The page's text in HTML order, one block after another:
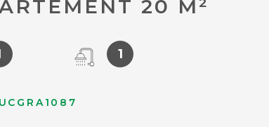
20 M²
1